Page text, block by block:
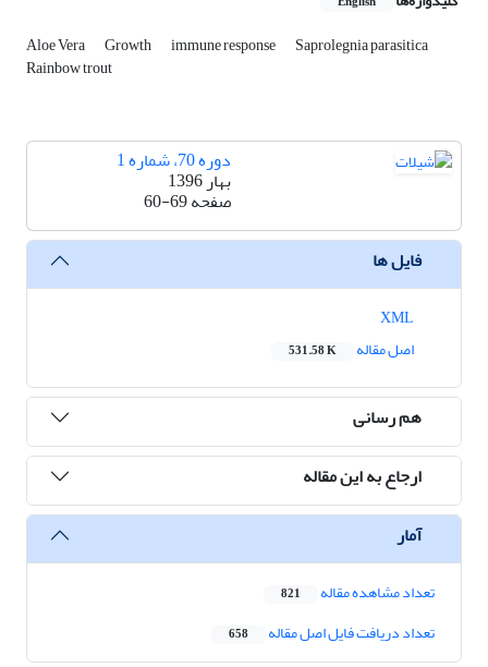
Aloe Vera Growth immune response Saprolegnia parasitica
Rainbow trout
دوره 70، شماره 1
بهار 1396
صفحه60-69
فایل ها
اصل مقاله
531.58 K
هم رسانی
ارجاع به این مقاله
آمار
تعداد مشاهده مقاله 821
تعداد دریافت فایل اصل مقاله 658